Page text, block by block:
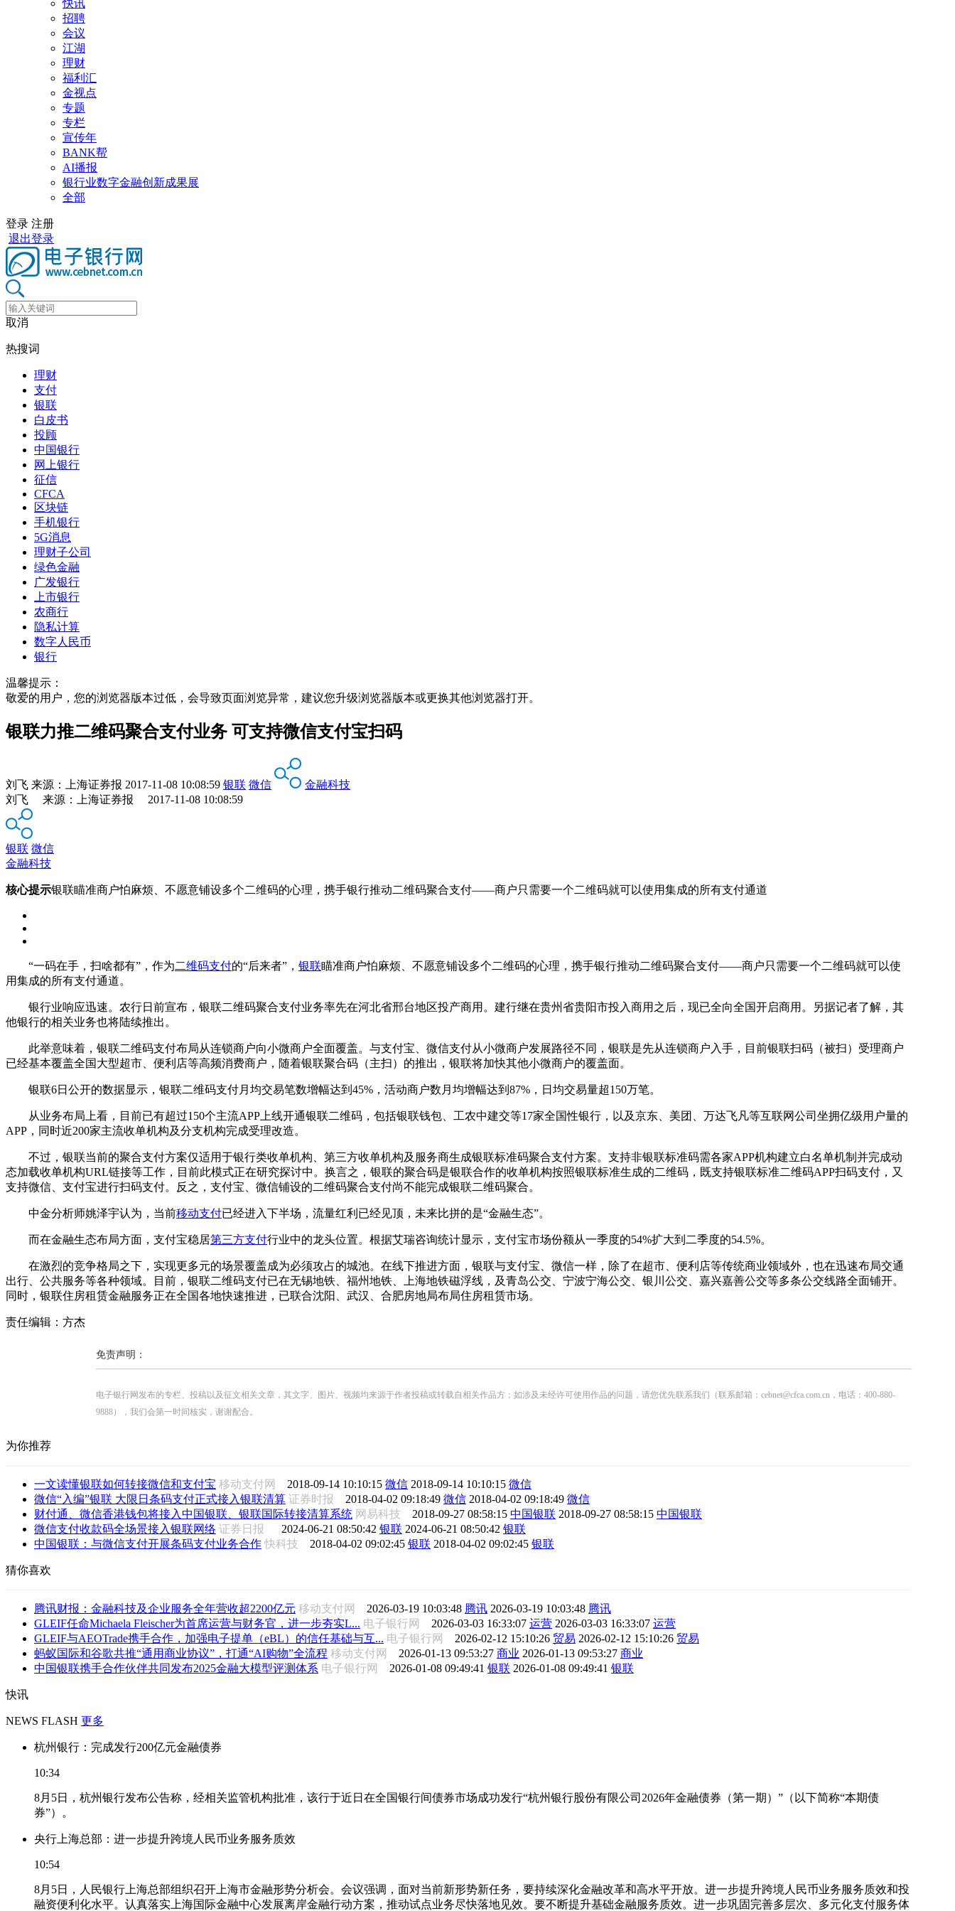
快讯
招聘
会议
江湖
理财
福利汇
金视点
专题
专栏
宣传年
BANK帮
AI播报
银行业数字金融创新成果展
全部
登录 注册
退出登录
取消
热搜词
理财
支付
银联
白皮书
投顾
中国银行
网上银行
征信
CFCA
区块链
手机银行
5G消息
理财子公司
绿色金融
广发银行
上市银行
农商行
隐私计算
数字人民币
银行
温馨提示：
敬爱的用户，您的浏览器版本过低，会导致页面浏览异常，建议您升级浏览器版本或更换其他浏览器打开。
银联力推二维码聚合支付业务 可支持微信支付宝扫码
刘飞 来源： 上海证券报 2017-11-08 10:08:59 银联 微信
金融科技
刘飞 来源：上海证券报 2017-11-08 10:08:59
银联 微信
金融科技
核心提示银联瞄准商户怕麻烦、不愿意铺设多个二维码的心理，携手银行推动二维码聚合支付——商户只需要一个二维码就可以使用集成的所有支付通道
“一码在手，扫啥都有”，作为二维码支付的“后来者”， 银联瞄准商户怕麻烦、不愿意铺设多个二维码的心理，携手银行推动二维码聚合支付——商户只需要一个二维码就可以使
用集成的所有支付通道。
银行业响应迅速。农行日前宣布，银联二维码聚合支付业务率先在河北省邢台地区投产商用。建行继在贵州省贵阳市投入商用之后，现已全向全国开启商用。另据记者了解，其
他银行的相关业务也将陆续推出。
此举意味着，银联二维码支付布局从连锁商户向小微商户全面覆盖。与支付宝、微信支付从小微商户发展路径不同，银联是先从连锁商户入手，目前银联扫码（被扫）受理商户
已经基本覆盖全国大型超市、便利店等高频消费商户，随着银联聚合码（主扫）的推出，银联将加快其他小微商户的覆盖面。
银联6日公开的数据显示，银联二维码支付月均交易笔数增幅达到45%，活动商户数月均增幅达到87%，日均交易量超150万笔。
从业务布局上看，目前已有超过150个主流APP上线开通银联二维码，包括银联钱包、工农中建交等17家全国性银行，以及京东、美团、万达飞凡等互联网公司坐拥亿级用户量的
APP，同时近200家主流收单机构及分支机构完成受理改造。
不过，银联当前的聚合支付方案仅适用于银行类收单机构、第三方收单机构及服务商生成银联标准码聚合支付方案。支持非银联标准码需各家APP机构建立白名单机制并完成动
态加载收单机构URL链接等工作，目前此模式正在研究探讨中。换言之，银联的聚合码是银联合作的收单机构按照银联标准生成的二维码，既支持银联标准二维码APP扫码支付，又
支持微信、支付宝进行扫码支付。反之，支付宝、微信铺设的二维码聚合支付尚不能完成银联二维码聚合。
中金分析师姚泽宇认为，当前移动支付已经进入下半场，流量红利已经见顶，未来比拼的是“金融生态”。
而在金融生态布局方面，支付宝稳居第三方支付行业中的龙头位置。根据艾瑞咨询统计显示，支付宝市场份额从一季度的54%扩大到二季度的54.5%。
在激烈的竞争格局之下，实现更多元的场景覆盖成为必须攻占的城池。在线下推进方面，银联与支付宝、微信一样，除了在超市、便利店等传统商业领域外，也在迅速布局交通
出行、公共服务等各种领域。目前，银联二维码支付已在无锡地铁、福州地铁、上海地铁磁浮线，及青岛公交、宁波宁海公交、银川公交、嘉兴嘉善公交等多条公交线路全面铺开。
同时，银联住房租赁金融服务正在全国各地快速推进，已联合沈阳、武汉、合肥房地局布局住房租赁市场。
责任编辑：方杰
免责声明：
电子银行网发布的专栏、投稿以及征文相关文章，其文字、图片、视频均来源于作者投稿或转载自相关作品方；如涉及未经许可使用作品的问题，请您优先联系我们（联系邮箱：cebnet@cfca.com.cn，电话：400-880-
9888），我们会第一时间核实，谢谢配合。
为你推荐
一文读懂银联如何转接微信和支付宝 移动支付网 2018-09-14 10:10:15 微信 2018-09-14 10:10:15 微信
微信“入编”银联 大限日条码支付正式接入银联清算 证券时报 2018-04-02 09:18:49 微信 2018-04-02 09:18:49 微信
财付通、微信香港钱包将接入中国银联、银联国际转接清算系统 网易科技 2018-09-27 08:58:15 中国银联 2018-09-27 08:58:15 中国银联
微信支付收款码全场景接入银联网络 证券日报 2024-06-21 08:50:42 银联 2024-06-21 08:50:42 银联
中国银联：与微信支付开展条码支付业务合作 快科技 2018-04-02 09:02:45 银联 2018-04-02 09:02:45 银联
猜你喜欢
腾讯财报：金融科技及企业服务全年营收超2200亿元 移动支付网 2026-03-19 10:03:48 腾讯 2026-03-19 10:03:48 腾讯
GLEIF任命Michaela Fleischer为首席运营与财务官，进一步夯实L... 电子银行网 2026-03-03 16:33:07 运营 2026-03-03 16:33:07 运营
GLEIF与AEOTrade携手合作，加强电子提单（eBL）的信任基础与互... 电子银行网 2026-02-12 15:10:26 贸易 2026-02-12 15:10:26 贸易
蚂蚁国际和谷歌共推“通用商业协议”，打通“AI购物”全流程 移动支付网 2026-01-13 09:53:27 商业 2026-01-13 09:53:27 商业
中国银联携手合作伙伴共同发布2025金融大模型评测体系 电子银行网 2026-01-08 09:49:41 银联 2026-01-08 09:49:41 银联
快讯
NEWS FLASH 更多
杭州银行：完成发行200亿元金融债券
10:34
8月5日，杭州银行发布公告称，经相关监管机构批准，该行于近日在全国银行间债券市场成功发行“杭州银行股份有限公司2026年金融债券（第一期）”（以下简称“本期债
券”）。
央行上海总部：进一步提升跨境人民币业务服务质效
10:54
8月5日，人民银行上海总部组织召开上海市金融形势分析会。会议强调，面对当前新形势新任务，要持续深化金融改革和高水平开放。进一步提升跨境人民币业务服务质效和投
融资便利化水平。认真落实上海国际金融中心发展离岸金融行动方案，推动试点业务尽快落地见效。要不断提升基础金融服务质效。进一步巩固完善多层次、多元化支付服务体